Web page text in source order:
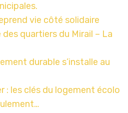
vie côté solidaire
quartiers du Mirail – La
durable s’installe au
: les clés du logement écolo